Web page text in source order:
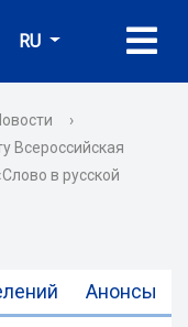
RU
›
Всероссийская
в русской
Анонсы